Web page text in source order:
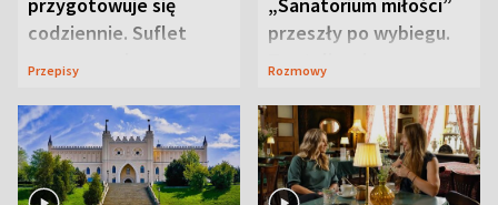
codziennie. Suflet
serowy zachwyca
Przepisy
przeszły po wybiegu.
Te stylizacje
Rozmowy